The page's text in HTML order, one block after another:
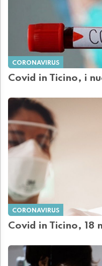
CORONAVIRUS
Covid in Ticino, i
CORONAVIRUS
Covid in Ticino, 18